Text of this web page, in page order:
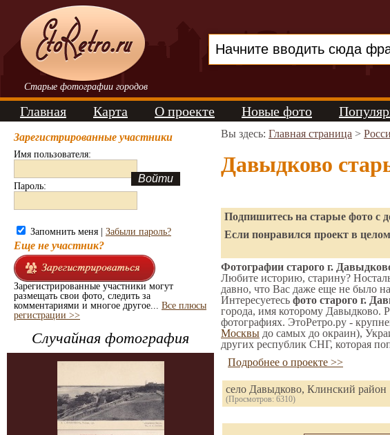
Старые фотографии городов
Главная Карта О проекте Новые фото
Зарегистрированные участники
Имя пользователя:
Пароль:
Запомнить меня | Забыли пароль?
Еще не участник?
Зарегистрированные участники могут
размещать свои фото, следить за
комментариями и многое другое... Все плюсы
регистрации >>
Случайная фотография
Вы здесь: Главная страница >
Давыдково
Подпишитесь на старые фото с
Если понравился проект в
Фотографии старого г.
Любите историю, старину?
давно, что Вас даже еще не было
Интересуетесь фото старого г.
города, имя которому Давыдково.
фотографиях. ЭтоРетро.ру -
Москвы до самых до окраин),
других республик СНГ, которая
Подробнее о проекте >>
село Давыдково, Клинский район
(Просмотров: 6310)